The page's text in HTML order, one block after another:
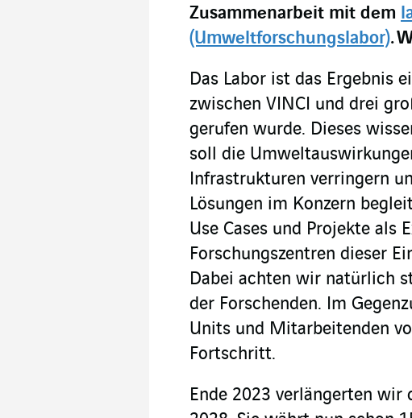
Zusammenarbeit mit dem
(Umweltforschungslabor).
Das Labor ist das Ergebnis
zwischen VINCI und drei
gerufen wurde. Dieses
soll die
Infrastrukturen verringern
Lösungen im Konzern
Use Cases und Projekte als
Forschungszentren dieser
Dabei achten wir natürlich
der Forschenden. Im
Units und Mitarbeitenden
Fortschritt.
Ende 2023 verlängerten wir